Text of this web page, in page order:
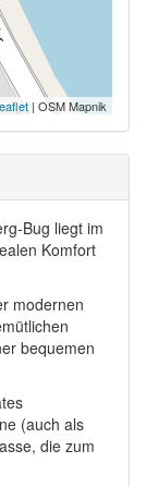
| OSM Mapnik
Bug liegt im
Komfort
modernen
bequemen
(auch als
die zum